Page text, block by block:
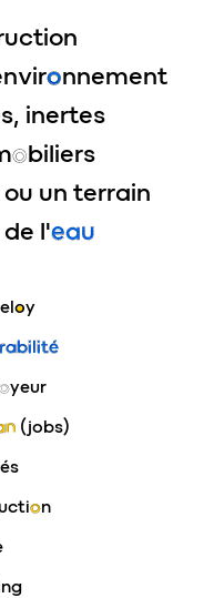
onnement
inertes
obiliers
un terrain
l'eau
eloy
oyeur
(jobs)
on